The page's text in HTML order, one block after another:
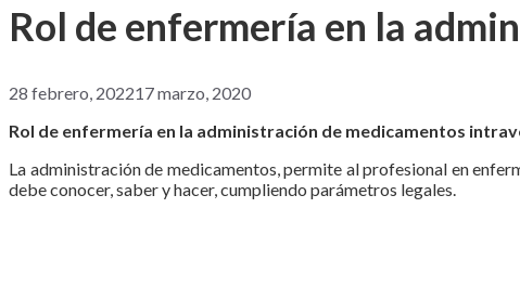
Rol de enfermería en la
28 febrero, 202217 marzo, 2020
Rol de enfermería en la administración de medicamentos
La administración de medicamentos, permite al profesional en
debe conocer, saber y hacer, cumpliendo parámetros legales.